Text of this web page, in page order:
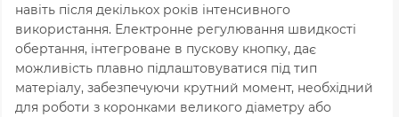
навіть після декількох років інтенсивного
використання. Електронне регулювання швидкості
обертання, інтегроване в пускову кнопку, дає
можливість плавно підлаштовуватися під тип
матеріалу, забезпечуючи крутний момент, необхідний
для роботи з коронками великого діаметру або